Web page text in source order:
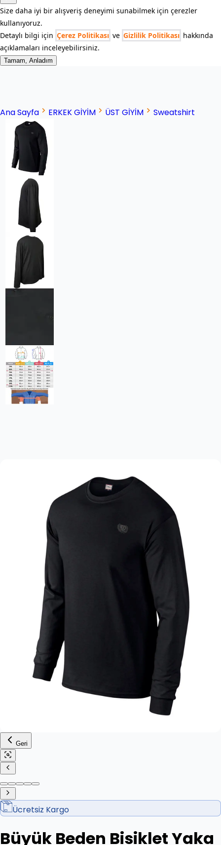
Size daha iyi bir alışveriş deneyimi sunabilmek için çerezler
kullanıyoruz.
Detaylı bilgi için Çerez Politikası ve Gizlilik Politikası hakkında
açıklamaları inceleyebilirsiniz.
Tamam, Anladım
Ana Sayfa ERKEK GİYİM ÜST GİYİM Sweatshirt
Geri
Ücretsiz Kargo
Büyük Beden Bisiklet Yaka